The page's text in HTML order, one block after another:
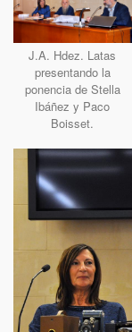
J.A. Hdez. Latas
presentando la
ponencia de Stella
Ibáñez y Paco
Boisset.